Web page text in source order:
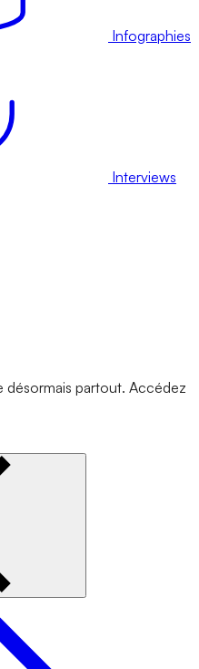
Infographies
Interviews
désormais partout. Accédez